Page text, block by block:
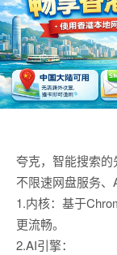
夸克，智能搜索
不限速网盘服务、
1.内核：基于
更流畅。
2.AI引擎：